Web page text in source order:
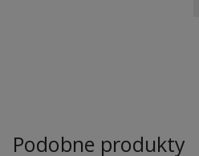
Podobne produkty